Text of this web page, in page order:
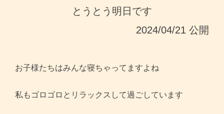
とうとう明日です
2024/04/21 公開
お子様たちはみんな寝ちゃってますよね
私もゴロゴロとリラックスして過ごしています